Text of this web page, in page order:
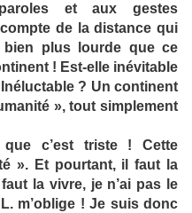
et aux gestes
de la distance qui
bien plus lourde que ce
! Est-elle inévitable
? Un continent
», tout simplement
c’est triste ! Cette
». Et pourtant, il faut la
la vivre, je n’ai pas le
m’oblige ! Je suis donc